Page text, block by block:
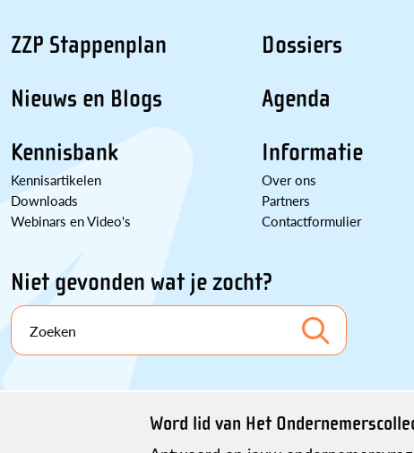
ZZP Stappenplan
Nieuws en Blogs
Kennisbank
Kennisartikelen
Downloads
Webinars en Video's
Dossiers
Agenda
Informatie
Over ons
Partners
Contactformulier
Niet gevonden wat je zocht?
Zoeken
Word lid van Het